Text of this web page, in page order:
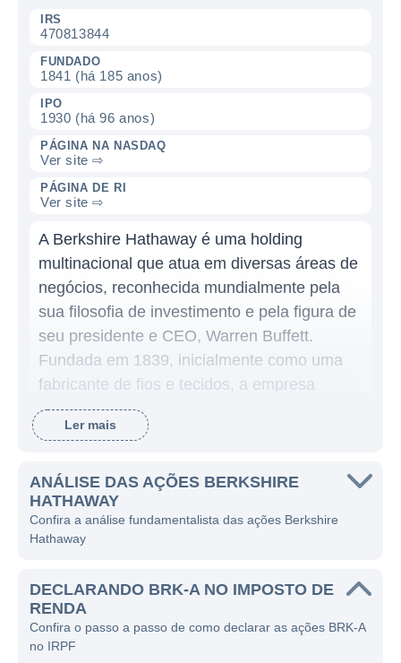
IRS
470813844
FUNDADO
1841 (há 185 anos)
IPO
1930 (há 96 anos)
PÁGINA NA NASDAQ
Ver site ⇨
PÁGINA DE RI
Ver site ⇨
A Berkshire Hathaway é uma holding
multinacional que atua em diversas áreas de
negócios, reconhecida mundialmente pela
sua filosofia de investimento e pela figura de
seu presidente e CEO, Warren Buffett.
Fundada em 1839, inicialmente como uma
fabricante de fios e tecidos, a empresa
mudou seu foco e se expandiu
significativamente ao longo das décadas,
do mundo em termos de capitalização de
mercado.
A companhia é famosa por uma abordagem
concentrando-se em adquirir empresas que
oferecem produtos e serviços de alta
qualidade e que possuem forte potencial de
Ler mais
ANÁLISE DAS AÇÕES BERKSHIRE
HATHAWAY
Confira a análise fundamentalista das ações Berkshire
Hathaway
DECLARANDO BRK-A NO IMPOSTO DE
RENDA
Confira o passo a passo de como declarar as ações BRK-A
no IRPF